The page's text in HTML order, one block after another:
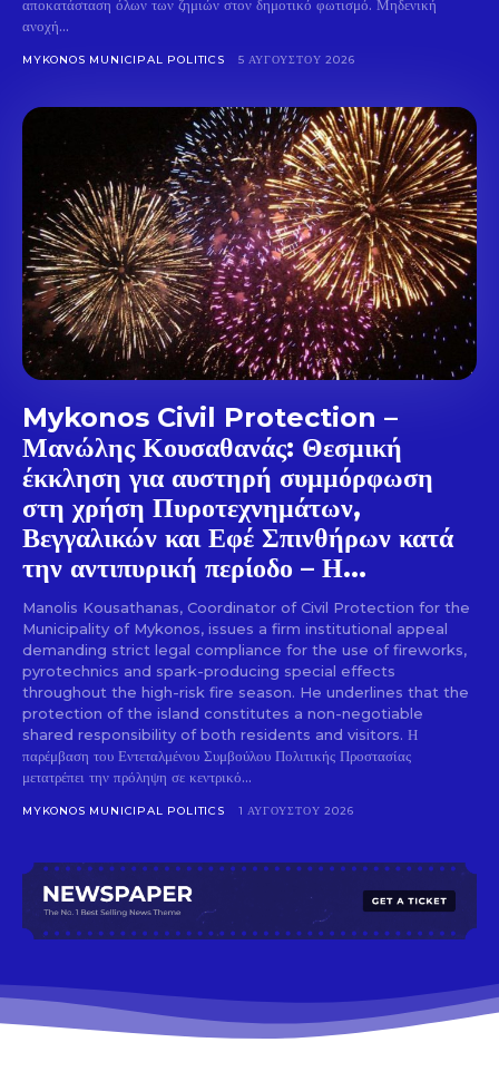
Don't miss
out!
Sing up for our newsletter
to stay in the loop.
SUBSCRIBE
αποκατάσταση όλων των ζημιών στον δημοτικό φωτισμό. Μηδενική
ανοχή...
MYKONOS MUNICIPAL POLITICS 5 ΑΥΓΟΎΣΤΟΥ 2026
Mykonos Civil Protection –
Μανώλης Κουσαθανάς: Θεσμική
έκκληση για αυστηρή συμμόρφωση
στη χρήση Πυροτεχνημάτων,
Βεγγαλικών και Εφέ Σπινθήρων κατά
την αντιπυρική περίοδο – Η...
Manolis Kousathanas, Coordinator of Civil Protection for the
Municipality of Mykonos, issues a firm institutional appeal
demanding strict legal compliance for the use of fireworks,
pyrotechnics and spark-producing special effects
throughout the high-risk fire season. He underlines that the
protection of the island constitutes a non-negotiable
shared responsibility of both residents and visitors. Η
παρέμβαση του Εντεταλμένου Συμβούλου Πολιτικής Προστασίας
μετατρέπει την πρόληψη σε κεντρικό...
MYKONOS MUNICIPAL POLITICS 1 ΑΥΓΟΎΣΤΟΥ 2026